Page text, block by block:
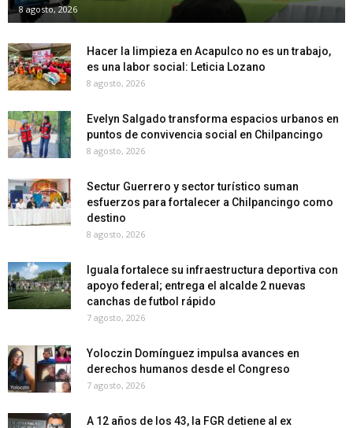
8 agosto, 2026
Hacer la limpieza en Acapulco no es un trabajo,
es una labor social: Leticia Lozano
8 agosto, 2026
Evelyn Salgado transforma espacios urbanos en
puntos de convivencia social en Chilpancingo
8 agosto, 2026
Sectur Guerrero y sector turístico suman
esfuerzos para fortalecer a Chilpancingo como
destino
8 agosto, 2026
Iguala fortalece su infraestructura deportiva con
apoyo federal; entrega el alcalde 2 nuevas
canchas de futbol rápido
7 agosto, 2026
Yoloczin Domínguez impulsa avances en
derechos humanos desde el Congreso
7 agosto, 2026
A 12 años de los 43, la FGR detiene al ex